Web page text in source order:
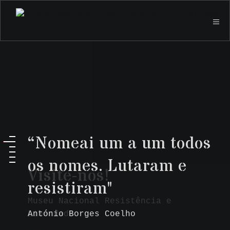
Visite-nos!
Museu Nacional Resistência e
Liberdade
“Nomeai um a um todos
os nomes. Lutaram e
resistiram"
António Borges Coelho